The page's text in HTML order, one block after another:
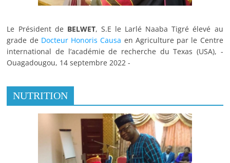
Le Président de BELWET, S.E le Larlé Naaba Tigré élevé au
grade de Docteur Honoris Causa en Agriculture par le Centre
international de l’académie de recherche du Texas (USA), -
Ouagadougou, 14 septembre 2022 -
NUTRITION